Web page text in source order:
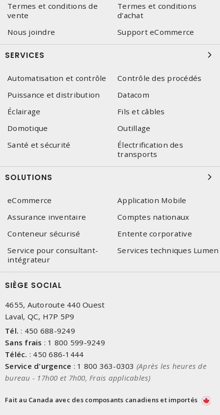
Termes et conditions de
vente
Termes et conditions
d'achat
Nous joindre
Support eCommerce
SERVICES
Automatisation et contrôle
Contrôle des procédés
Puissance et distribution
Datacom
Éclairage
Fils et câbles
Domotique
Outillage
Santé et sécurité
Électrification des
transports
SOLUTIONS
eCommerce
Application Mobile
Assurance inventaire
Comptes nationaux
Conteneur sécurisé
Entente corporative
Service pour consultant-
intégrateur
Services techniques Lumen
SIÈGE SOCIAL
4655, Autoroute 440 Ouest
Laval, QC, H7P 5P9
Tél. : 450 688-9249
Sans frais : 1 800 599-9249
Téléc. : 450 686-1444
Service d'urgence : 1 800 363-0303 (Après les heures de
bureau - 17h00 et 7h00, Frais applicables)
Fait au Canada avec des composants canadiens et importés